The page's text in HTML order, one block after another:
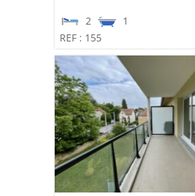
2
1
REF : 155